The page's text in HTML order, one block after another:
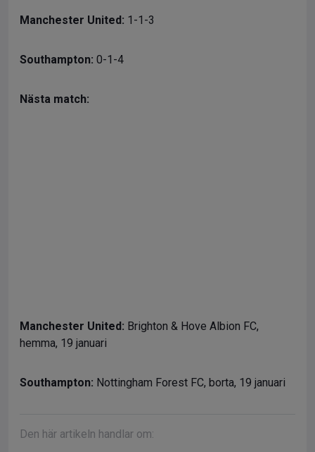
Manchester United: 1-1-3
Southampton: 0-1-4
Nästa match:
Manchester United: Brighton & Hove Albion FC,
hemma, 19 januari
Southampton: Nottingham Forest FC, borta, 19 januari
Den här artikeln handlar om: